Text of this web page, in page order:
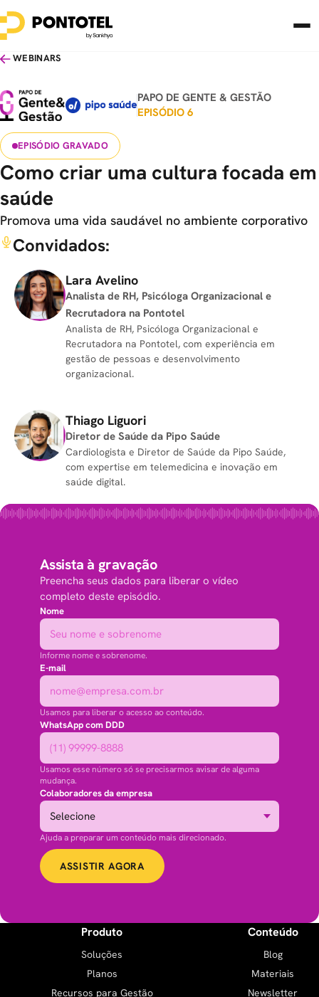
WEBINARS
PAPO DE GENTE & GESTÃO
EPISÓDIO 6
EPISÓDIO GRAVADO
Como criar uma cultura focada em
saúde
Promova uma vida saudável no ambiente corporativo
Convidados:
Lara Avelino
Analista de RH, Psicóloga Organizacional e
Recrutadora na Pontotel
Analista de RH, Psicóloga Organizacional e
Recrutadora na Pontotel, com experiência em
gestão de pessoas e desenvolvimento
organizacional.
Thiago Liguori
Diretor de Saúde da Pipo Saúde
Cardiologista e Diretor de Saúde da Pipo Saúde,
com expertise em telemedicina e inovação em
saúde digital.
Assista à gravação
Preencha seus dados para liberar o vídeo
completo deste episódio.
Nome
Informe nome e sobrenome.
E-mail
Usamos para liberar o acesso ao conteúdo.
WhatsApp com DDD
Usamos esse número só se precisarmos avisar de alguma
mudança.
Colaboradores da empresa
Ajuda a preparar um conteúdo mais direcionado.
ASSISTIR AGORA
Produto
Soluções
Planos
Recursos para Gestão
Conteúdo
Blog
Materiais
Newsletter